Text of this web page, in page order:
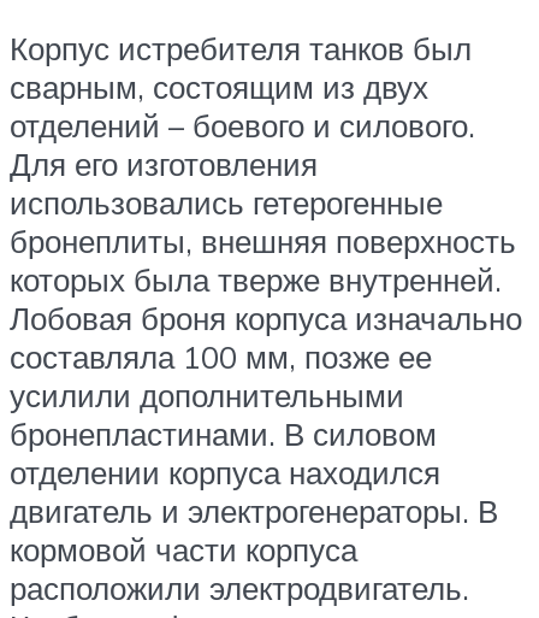
Корпус истребителя танков был
сварным, состоящим из двух
отделений – боевого и силового.
Для его изготовления
использовались гетерогенные
бронеплиты, внешняя поверхность
которых была тверже внутренней.
Лобовая броня корпуса изначально
составляла 100 мм, позже ее
усилили дополнительными
бронепластинами. В силовом
отделении корпуса находился
двигатель и электрогенераторы. В
кормовой части корпуса
расположили электродвигатель.